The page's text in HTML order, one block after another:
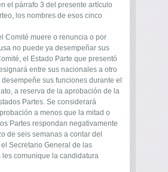
el párrafo 3 del presente artículo
los nombres de esos cinco
Comité muere o renuncia o por
no puede ya desempeñar sus
el Estado Parte que presentó
entre sus nacionales a otro
sus funciones durante el
a reserva de la aprobación de la
Partes. Se considerará
a menos que la mitad o
Partes respondan negativamente
de seis semanas a contar del
Secretario General de las
les comunique la candidatura